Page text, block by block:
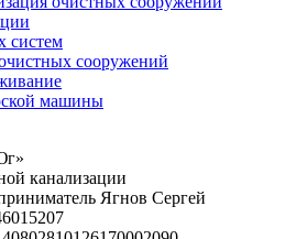
систем
сооружений
машины
канализации
Ягнов Сергей